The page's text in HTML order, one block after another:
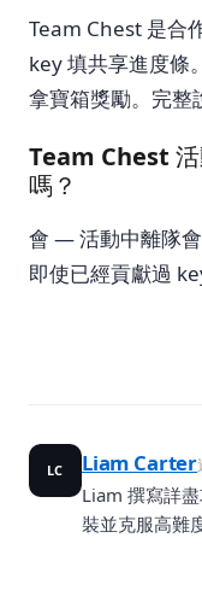
Team Chest 是合
key 填共享進度條
拿寶箱獎勵。完整
Team Chest
嗎？
會 — 活動中離隊
即使已經貢獻過
LC Liam Carter
Liam 撰寫詳
裝並克服高難